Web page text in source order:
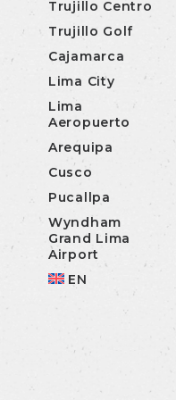
Trujillo Centro
Trujillo Golf
Cajamarca
Lima City
Lima
Aeropuerto
Arequipa
Cusco
Pucallpa
Wyndham
Grand Lima
Airport
EN